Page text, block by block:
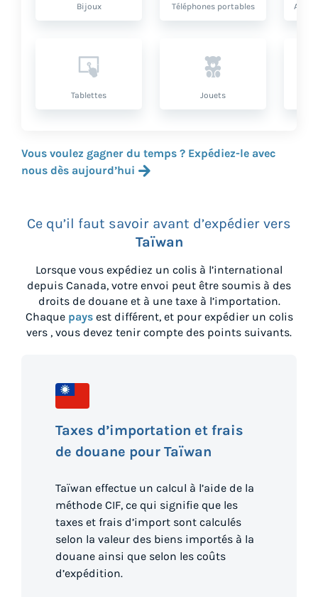
Bijoux Téléphones portables
Tablettes Jouets
Vous voulez gagner du temps ? Expédiez-le avec
nous dès aujourd’hui
Ce qu’il faut savoir avant d’expédier vers
Taïwan
Lorsque vous expédiez un colis à l’international
depuis Canada, votre envoi peut être soumis à des
droits de douane et à une taxe à l’importation.
Chaque paysest différent, et pour expédier un colis
vers , vous devez tenir compte des points suivants.
Taxes d’importation et frais
de douane pour Taïwan
Taïwan effectue un calcul à l’aide de la
méthode CIF, ce qui signifie que les
taxes et frais d’import sont calculés
selon la valeur des biens importés à la
douane ainsi que selon les coûts
d’expédition.